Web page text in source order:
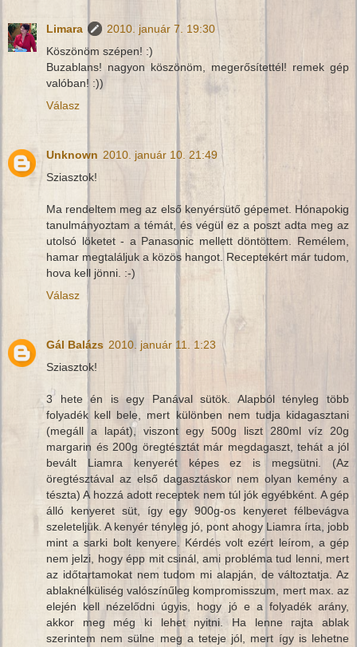
Limara
2010. január 7. 19:30
Köszönöm szépen! :)
Buzablans! nagyon köszönöm, megerősítettél! remek gép
valóban! :))
Válasz
Unknown 2010. január 10. 21:49
Sziasztok!
Ma rendeltem meg az első kenyérsütő gépemet. Hónapokig
tanulmányoztam a témát, és végül ez a poszt adta meg az
utolsó löketet - a Panasonic mellett döntöttem. Remélem,
hamar megtaláljuk a közös hangot. Receptekért már tudom,
hova kell jönni. :-)
Válasz
Gál Balázs 2010. január 11. 1:23
Sziasztok!
3 hete én is egy Panával sütök. Alapból tényleg több
folyadék kell bele, mert különben nem tudja kidagasztani
(megáll a lapát), viszont egy 500g liszt 280ml víz 20g
margarin és 200g öregtésztát már megdagaszt, tehát a jól
bevált Liamra kenyerét képes ez is megsütni. (Az
öregtésztával az első dagasztáskor nem olyan kemény a
tészta) A hozzá adott receptek nem túl jók egyébként. A gép
álló kenyeret süt, így egy 900g-os kenyeret félbevágva
szeleteljük. A kenyér tényleg jó, pont ahogy Liamra írta, jobb
mint a sarki bolt kenyere. Kérdés volt ezért leírom, a gép
nem jelzi, hogy épp mit csinál, ami probléma tud lenni, mert
az időtartamokat nem tudom mi alapján, de változtatja. Az
ablaknélküliség valószínűleg kompromisszum, mert max. az
elején kell nézelődni úgyis, hogy jó e a folyadék arány,
akkor meg még ki lehet nyitni. Ha lenne rajta ablak
szerintem nem sülne meg a teteje jól, mert így is lehetne